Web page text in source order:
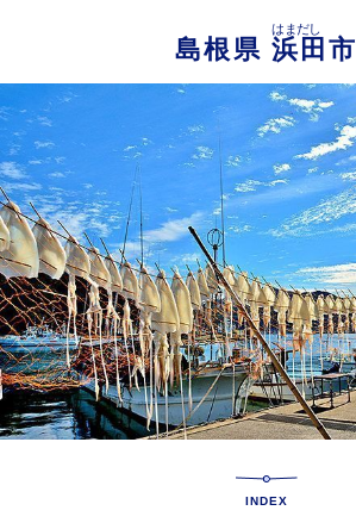
島根県浜田市
はまだし
INDEX